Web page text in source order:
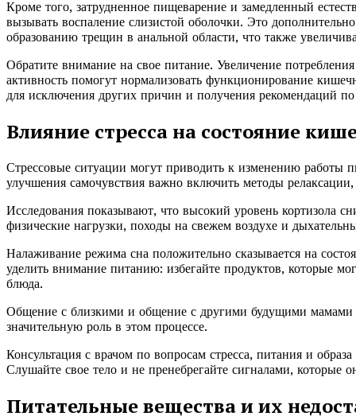
Кроме того, затрудненное пищеварение и замедленный
вызывать воспаление слизистой оболочки. Это
образованию трещин в анальной области, что также
Обратите внимание на свое питание. Увеличение
активность помогут нормализовать функционирование
для исключения других причин и получения рекомендаций
Влияние стресса на состояние
Стрессовые ситуации могут приводить к изменению
улучшения самочувствия важно включить методы
Исследования показывают, что высокий уровень кортизола
физические нагрузки, походы на свежем воздухе и
Налаживание режима сна положительно сказывается на
уделить внимание питанию: избегайте продуктов, которые
блюда.
Общение с близкими и общение с другими будущими мамами
значительную роль в этом процессе.
Консультация с врачом по вопросам стресса, питания и
Слушайте свое тело и не пренебрегайте сигналами, которые
Питательные вещества и их